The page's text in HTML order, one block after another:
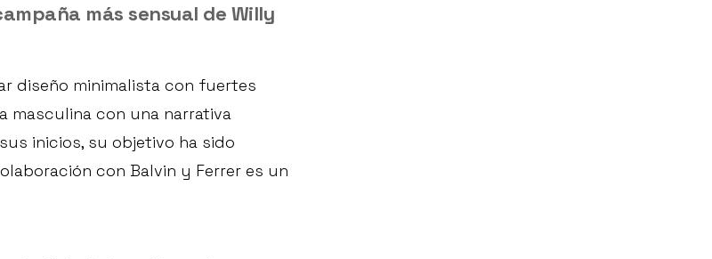
más sensual de Willy
diseño minimalista con fuertes
masculina con una narrativa
inicios, su objetivo ha sido
con Balvin y Ferrer es un